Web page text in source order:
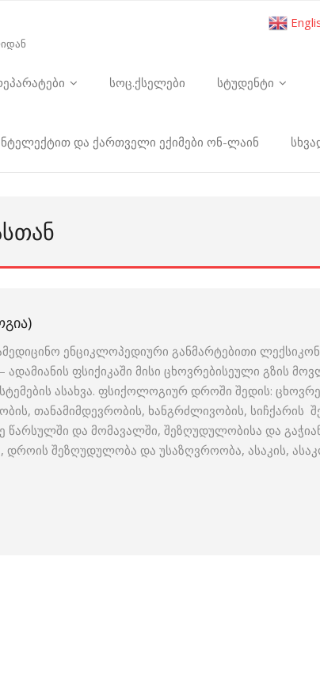
სოც.ქსელები სტუდენტი
და ქართველი ექიმები ონ-ლაინ
ენციკლოპედიური განმარტებითი
ფსიქიკაში მისი ცხოვრებისეული გზის
ასახვა. ფსიქოლოგიურ დროში შედის:
თანამიმდევრობის, ხანგრძლივობის, სიჩქარის
წარსულში და მომავალში, შეზღუდულობისა და
დროის შეზღუდულობა და უსაზღვროობა, ასაკის,